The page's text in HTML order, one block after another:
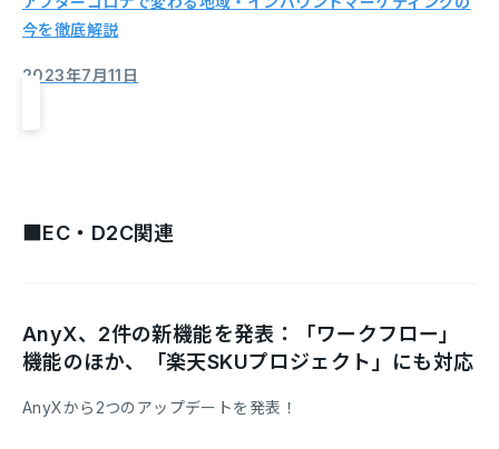
今を徹底解説
2023年7月11日
■EC・D2C関連
AnyX、2件の新機能を発表：「ワークフロー」
機能のほか、「楽天SKUプロジェクト」にも対応
AnyXから2つのアップデートを発表！